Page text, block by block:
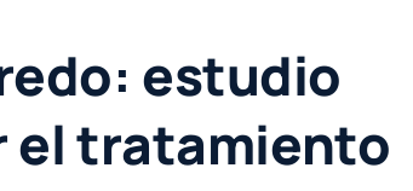
estudio
el tratamiento